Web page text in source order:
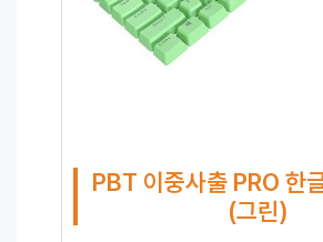
PBT 이중사출 PRO 한
(그린)